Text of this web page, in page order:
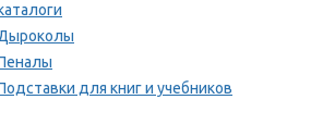
для книг и учебников